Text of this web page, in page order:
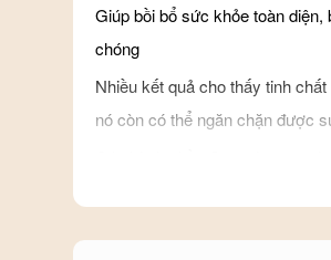
Giúp bồi bổ sức khỏe toàn
chóng
Nhiều kết quả cho thấy tinh
nó còn có thể ngăn chặn được
Các hành phần Saponin trong
triglycerid trong máu, nhờ đó